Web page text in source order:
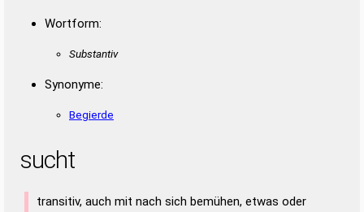
Wortform:
Substantiv
Synonyme:
Begierde
sucht
transitiv, auch mit nach sich bemühen, etwas oder